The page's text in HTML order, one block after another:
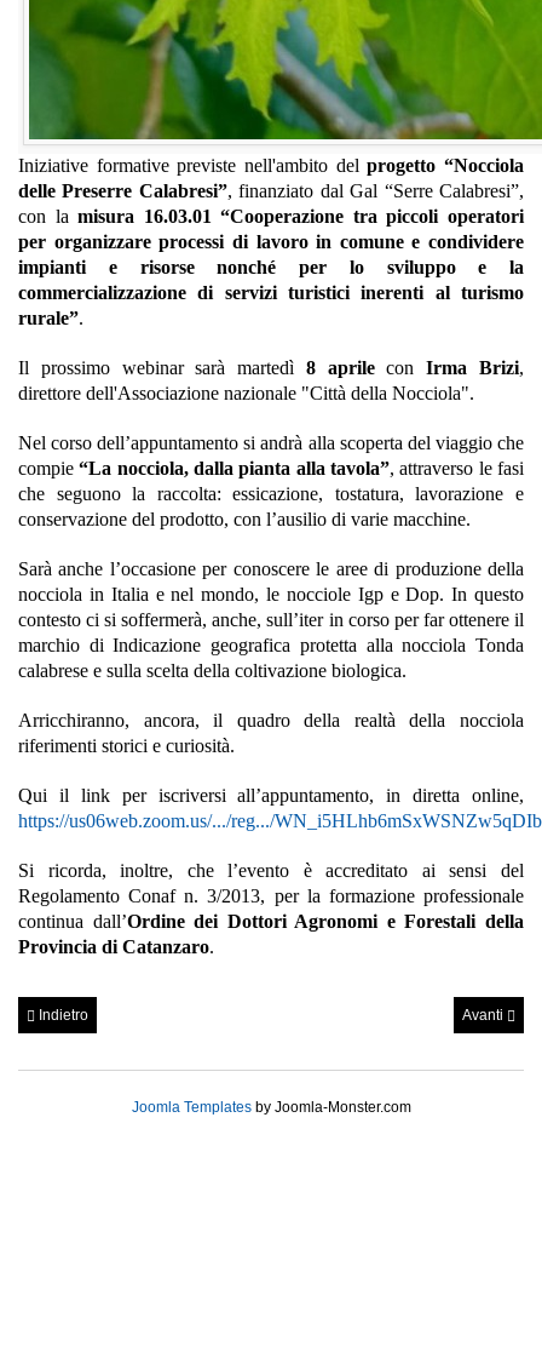
Iniziative formative previste nell'ambito delprogetto “Nocciola
delle Preserre Calabresi”, finanziato dal Gal “Serre Calabresi”,
con lamisura 16.03.01 “Cooperazione tra piccoli operatori
per organizzare processi di lavoro in comune e condividere
impianti e risorse nonché per lo sviluppo e la
commercializzazione di servizi turistici inerenti al turismo
rurale”.
Il prossimo webinar sarà martedì 8 aprileconIrma Brizi,
direttore dell'Associazione nazionale "Città della Nocciola".
Nel corso dell’appuntamento si andrà alla scoperta del viaggio che
compie“La nocciola, dalla pianta alla tavola”, attraverso le fasi
che seguono la raccolta: essicazione, tostatura, lavorazione e
conservazione del prodotto, con l’ausilio di varie macchine.
Sarà anche l’occasione per conoscere le aree di produzione della
nocciola in Italia e nel mondo, le nocciole Igp e Dop. In questo
contesto ci si soffermerà, anche, sull’iter in corso per far ottenere il
marchio di Indicazione geografica protetta alla nocciola Tonda
calabrese e sulla scelta della coltivazione biologica.
Arricchiranno, ancora, il quadro della realtà della nocciola
riferimenti storici e curiosità.
Qui il link per iscriversi all’appuntamento, in diretta online,
https://us06web.zoom.us/.../reg.../
Si ricorda, inoltre, che l’evento è accreditato ai sensi del
Regolamento Conaf n. 3/2013, per la formazione professionale
continua dall’Ordine dei Dottori Agronomi e Forestali della
Provincia di Catanzaro.
Indietro Avanti
Joomla Templatesby Joomla-Monster.com